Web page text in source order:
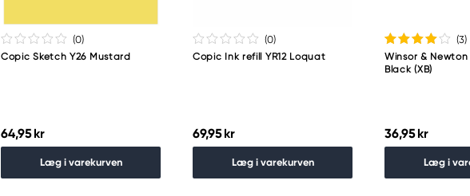
(0)
Copic Sketch Y26 Mustard
64,95 kr
Læg i varekurven
(0)
Copic Ink refill YR12 Loquat
69,95 kr
Læg i varekurven
(3)
Winsor &
Black (XB)
36,95 kr
Læg i